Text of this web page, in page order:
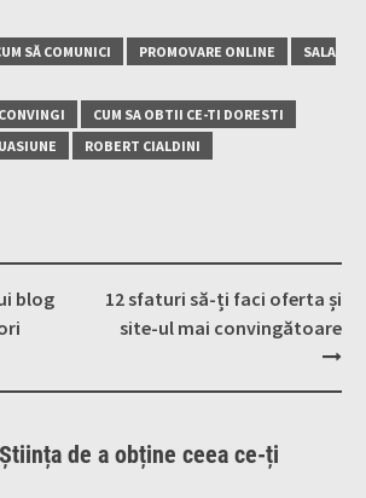
SĂ COMUNICI PROMOVARE ONLINE
SALA
CUM SA OBTII CE-TI DORESTI
ROBERT CIALDINI
blog
12 sfaturi să-ți faci oferta și
site-ul mai convingătoare
Știința de a obține ceea ce-ți